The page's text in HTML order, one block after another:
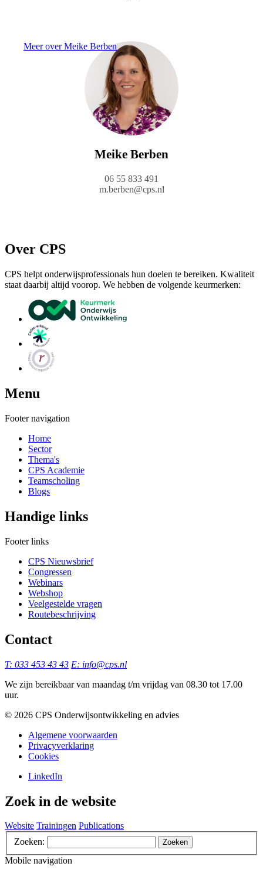
Meer over Meike Berben
Meike Berben
06 55 833 491
m.berben@cps.nl
Over CPS
CPS helpt onderwijsprofessionals hun doelen te bereiken. Kwaliteit
staat daarbij altijd voorop. We hebben de volgende keurmerken:
Menu
Footer navigation
Home
Sector
Thema's
CPS Academie
Teamscholing
Blogs
Handige links
Footer links
CPS Nieuwsbrief
Congressen
Webinars
Webshop
Veelgestelde vragen
Routebeschrijving
Contact
T: 033 453 43 43 E: info@cps.nl
We zijn bereikbaar van maandag t/m vrijdag van 08.30 tot 17.00
uur.
©️ 2026 CPS Onderwijsontwikkeling en advies
Algemene voorwaarden
Privacyverklaring
Cookies
LinkedIn
Zoek in de website
Website Trainingen Publications
Zoeken:
Zoeken
Mobile navigation